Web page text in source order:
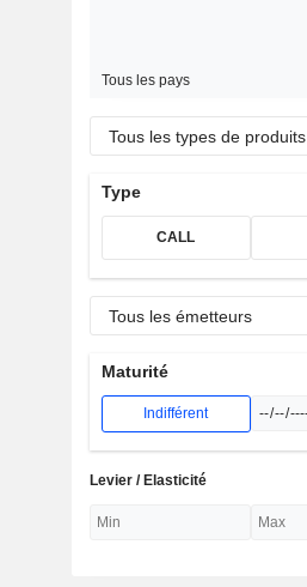
Tous les pays
Tous les types de produits
Type
CALL
Tous les émetteurs
Maturité
Indifférent
Levier / Elasticité